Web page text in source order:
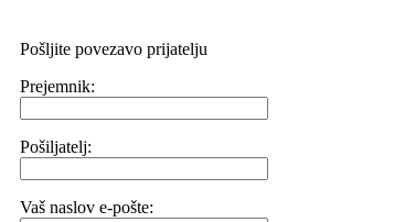
Pošljite povezavo prijatelju
Prejemnik:
Pošiljatelj:
Vaš naslov e-pošte: